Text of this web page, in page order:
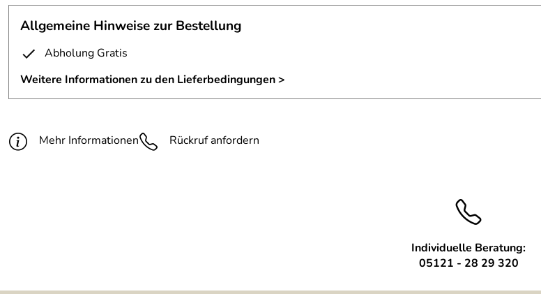
Material:
1 mm Stahlblech
Höhe:
Durchmesser:
77 cm
Anmerkung:
wird im Aussenbereich rosten
Allgemeine Hinweise zur Bestellung
Abholung Gratis
Weitere Informationen zu den Lieferbedingungen >
Mehr Informationen Rückruf anfordern
Individuelle Beratung:
05121 - 28 29 320